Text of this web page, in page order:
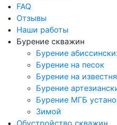
FAQ
Отзывы
Наши работы
Бурение скважин
Бурение
Бурение на песок
Бурение на
Бурение
Бурение МГБ
Зимой
Обустройство скважин